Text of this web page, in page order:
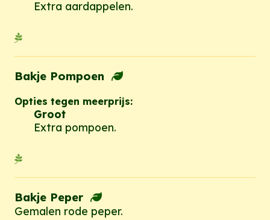
Extra aardappelen.
Opties tegen meerprijs:
Groot
Extra pompoen.
Gemalen rode peper.